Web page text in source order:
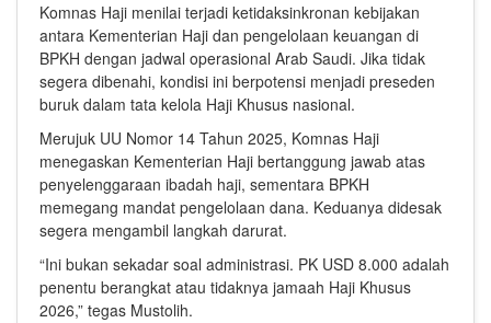
Komnas Haji menilai terjadi ketidaksinkronan kebijakan
antara Kementerian Haji dan pengelolaan keuangan di
BPKH dengan jadwal operasional Arab Saudi. Jika tidak
segera dibenahi, kondisi ini berpotensi menjadi preseden
buruk dalam tata kelola Haji Khusus nasional.
Merujuk UU Nomor 14 Tahun 2025, Komnas Haji
menegaskan Kementerian Haji bertanggung jawab atas
penyelenggaraan ibadah haji, sementara BPKH
memegang mandat pengelolaan dana. Keduanya didesak
segera mengambil langkah darurat.
“Ini bukan sekadar soal administrasi. PK USD 8.000 adalah
penentu berangkat atau tidaknya jamaah Haji Khusus
2026,” tegas Mustolih.